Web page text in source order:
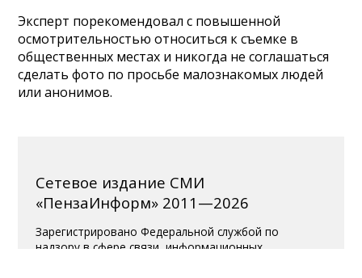
Эксперт порекомендовал с повышенной
осмотрительностью относиться к съемке в
общественных местах и никогда не соглашаться
сделать фото по просьбе малознакомых людей
или анонимов.
Сетевое издание СМИ
«ПензаИнформ» 2011—2026
Зарегистрировано Федеральной службой по
надзору в сфере связи, информационных